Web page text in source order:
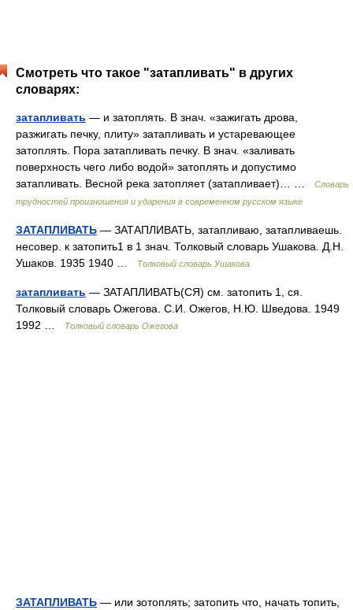
Смотреть что такое "затапливать" в других
словарях:
затапливать — и затоплять. В знач. «зажигать дрова,
разжигать печку, плиту» затапливать и устаревающее
затоплять. Пора затапливать печку. В знач. «заливать
поверхность чего либо водой» затоплять и допустимо
затапливать. Весной река затопляет (затапливает)… …
Словарь
трудностей произношения и ударения в современном русском языке
ЗАТАПЛИВАТЬ — ЗАТАПЛИВАТЬ, затапливаю, затапливаешь.
несовер. к затопить1 в 1 знач. Толковый словарь Ушакова. Д.Н.
Ушаков. 1935 1940 …
Толковый словарь Ушакова
затапливать — ЗАТАПЛИВАТЬ(СЯ) см. затопить 1, ся.
Толковый словарь Ожегова. С.И. Ожегов, Н.Ю. Шведова. 1949
1992 …
Толковый словарь Ожегова
ЗАТАПЛИВАТЬ — или зотоплять; затопить что, начать топить,